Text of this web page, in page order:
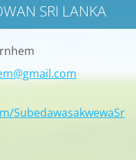
SRI LANKA
SubedawasakwewaSr